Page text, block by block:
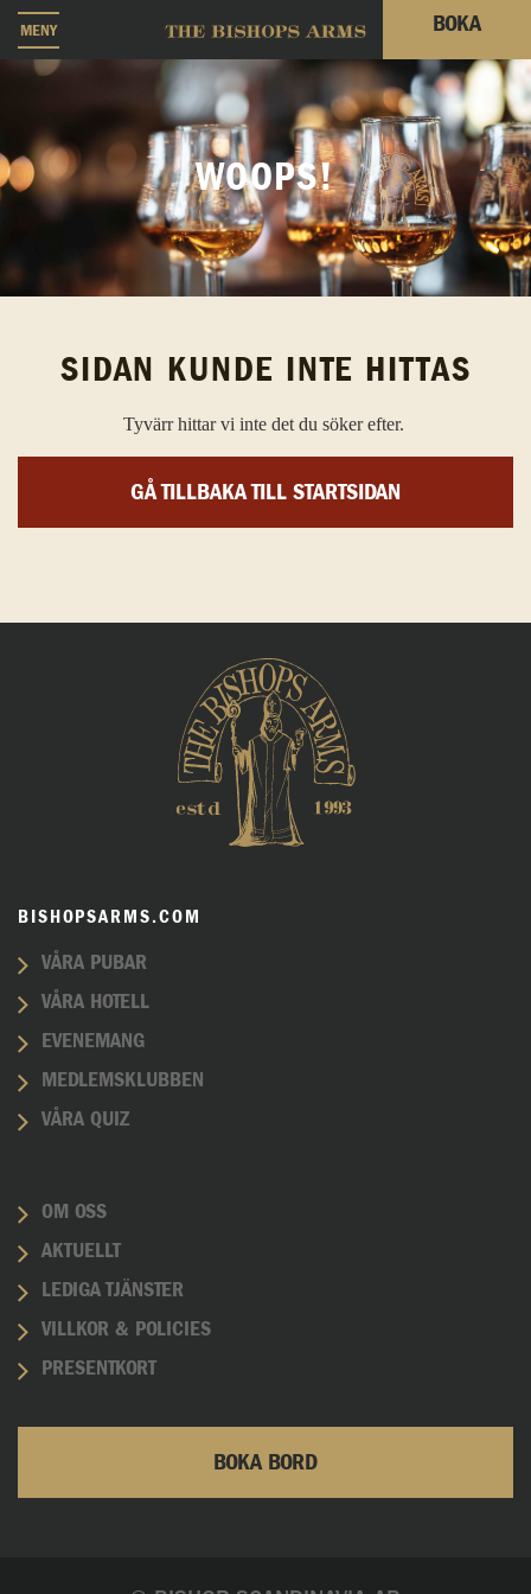
MENY BOKA
WOOPS!
SIDAN KUNDE INTE HITTAS
Tyvärr hittar vi inte det du söker efter.
GÅ TILLBAKA TILL STARTSIDAN
BISHOPSARMS.COM
VÅRA PUBAR
VÅRA HOTELL
EVENEMANG
MEDLEMSKLUBBEN
VÅRA QUIZ
OM OSS
AKTUELLT
LEDIGA TJÄNSTER
VILLKOR & POLICIES
PRESENTKORT
BOKA BORD